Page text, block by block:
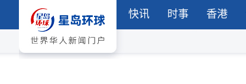
快讯 时事 香港